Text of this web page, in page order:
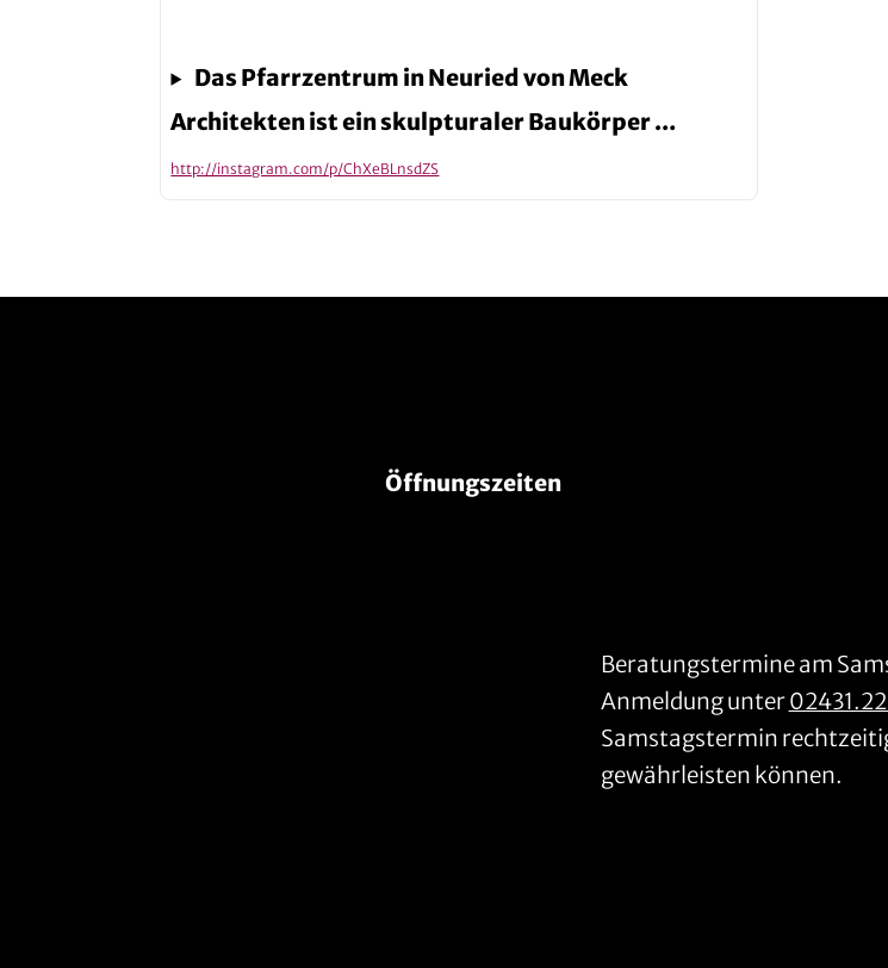
Das Pfarrzentrum in Neuried von Meck
Architekten ist ein skulpturaler Baukörper …
http://instagram.com/p/ChXeBLnsdZS
Öffnungszeiten
Beratungstermine am
Anmeldung unter
Samstagstermin
gewährleisten können.